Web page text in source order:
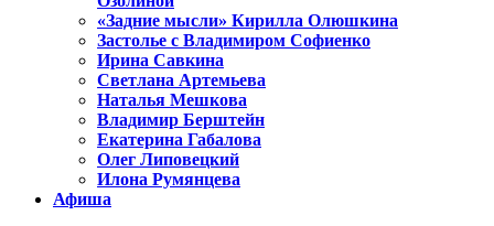
«Задние мысли» Кирилла Олюшкина
Застолье с Владимиром Софиенко
Ирина Савкина
Светлана Артемьева
Наталья Мешкова
Владимир Берштейн
Екатерина Габалова
Олег Липовецкий
Илона Румянцева
Афиша